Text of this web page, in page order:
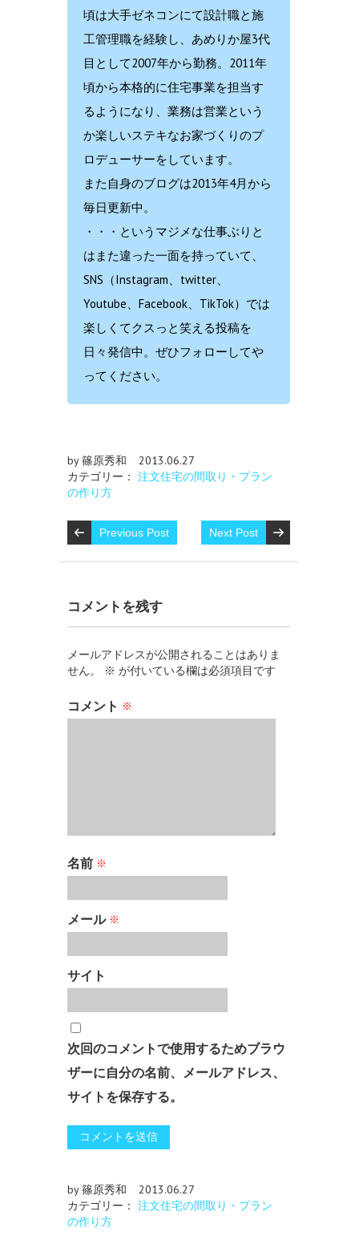
頃は大手ゼネコンにて設計職と施
工管理職を経験し、あめりか屋3代
目として2007年から勤務。2011年
頃から本格的に住宅事業を担当す
るようになり、業務は営業という
か楽しいステキなお家づくりのプ
ロデューサーをしています。
また自身のブログは2013年4月から
毎日更新中。
・・・というマジメな仕事ぶりと
はまた違った一面を持っていて、
SNS（Instagram、twitter、
Youtube、Facebook、TikTok）では
楽しくてクスっと笑える投稿を
日々発信中。ぜひフォローしてや
ってください。
by 篠原秀和
2013.06.27
カテゴリー： 注文住宅の間取り・プラン
の作り方
Previous Post Next Post
コメントを残す
メールアドレスが公開されることはありま
せん。
※ が付いている欄は必須項目です
コメント ※
名前 ※
メール ※
サイト
次回のコメントで使用するためブラウ
ザーに自分の名前、メールアドレス、
サイトを保存する。
by 篠原秀和
2013.06.27
カテゴリー： 注文住宅の間取り・プラン
の作り方